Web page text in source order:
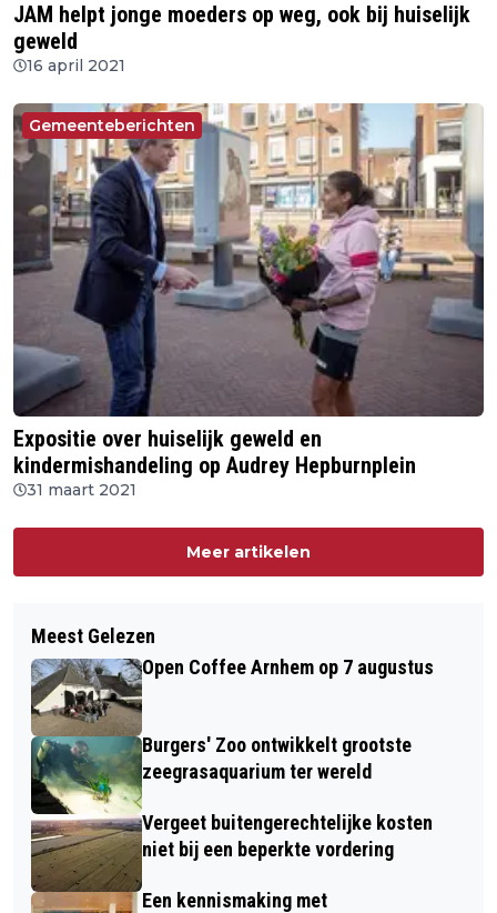
JAM helpt jonge moeders op weg, ook bij huiselijk
geweld
16 april 2021
Gemeenteberichten
Expositie over huiselijk geweld en
kindermishandeling op Audrey Hepburnplein
31 maart 2021
Meer artikelen
Meest Gelezen
Open Coffee Arnhem op 7 augustus
Burgers' Zoo ontwikkelt grootste
zeegrasaquarium ter wereld
Vergeet buitengerechtelijke kosten
niet bij een beperkte vordering
Een kennismaking met